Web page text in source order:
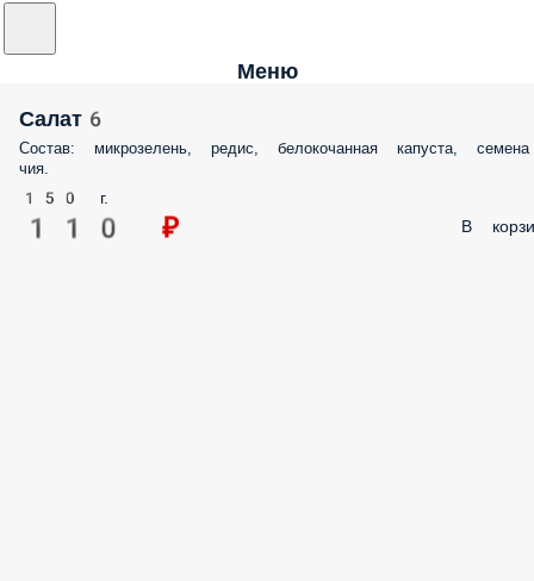
Меню
Салат6
Состав: микрозелень, редис, белокочанная капуста, семена
чия.
150 г.
110 ₽ В